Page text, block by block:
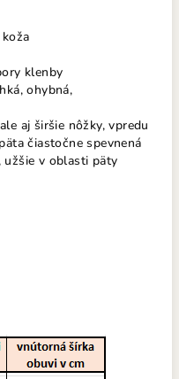
klenby
ohybná,
aj širšie nôžky, vpredu
čiastočne spevnená
užšie v oblasti päty